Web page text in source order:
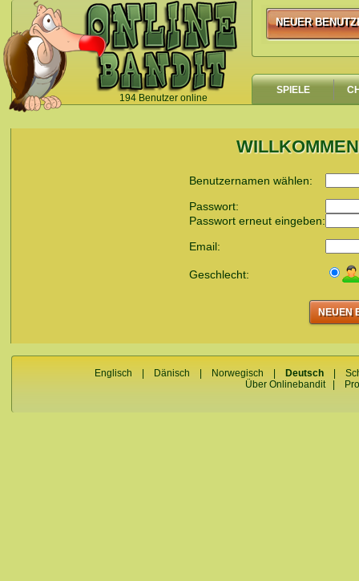
194 Benutzer online
`
NEUER
NEUER
SPIELE
Benutzernamen wählen:
Passwort:
Passwort erneut eingeben:
Email:
Geschlecht:
Englisch Dänisch Norwegisch Deutsch |
Über Onlinebandit|